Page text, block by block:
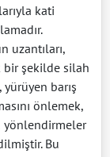
kati
uzantıları,
bir şekilde silah
barış
önlemek,
yönlendirmeler
Bu